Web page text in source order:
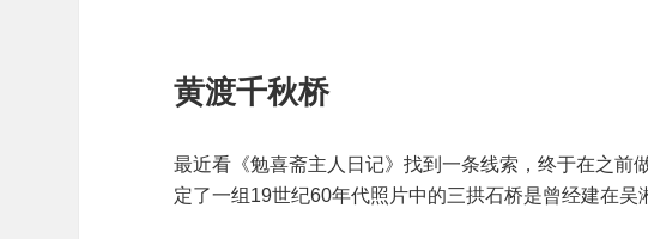
黄渡千秋桥
最近看《勉喜斋主人日记》找到一条线索，终于在之前
定了一组19世纪60年代照片中的三拱石桥是曾经建在吴